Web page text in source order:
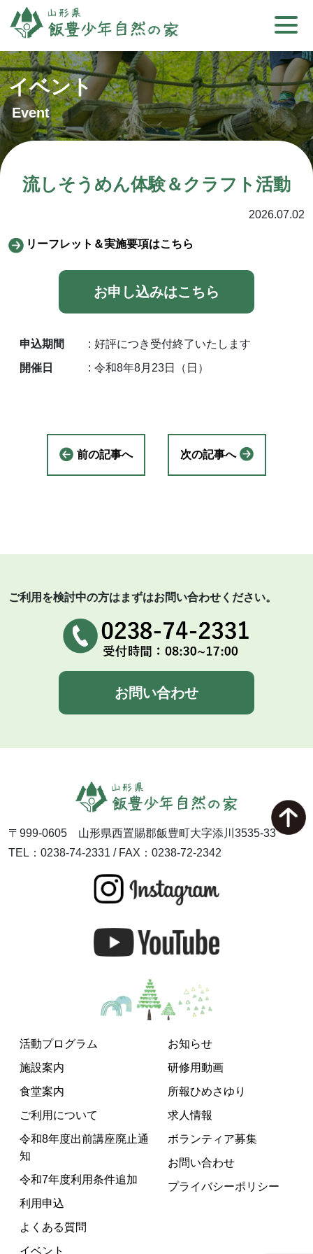
イベント
Event
流しそうめん体験＆クラフト活動
2026.07.02
リーフレット＆実施要項はこちら
お申し込みはこちら
申込期間
好評につき受付終了いたします
開催日
令和8年8月23日（日）
前の記事へ 次の記事へ
ご利用を検討中の方はまずはお問い合わせください。
お問い合わせ
〒999-0605 山形県西置賜郡飯豊町大字添川3535-33
TEL：0238-74-2331 / FAX：0238-72-2342
活動プログラム
施設案内
食堂案内
ご利用について
令和8年度出前講座廃止通
知
令和7年度利用条件追加
利用申込
よくある質問
イベント
お知らせ
研修用動画
所報ひめさゆり
求人情報
ボランティア募集
お問い合わせ
プライバシーポリシー